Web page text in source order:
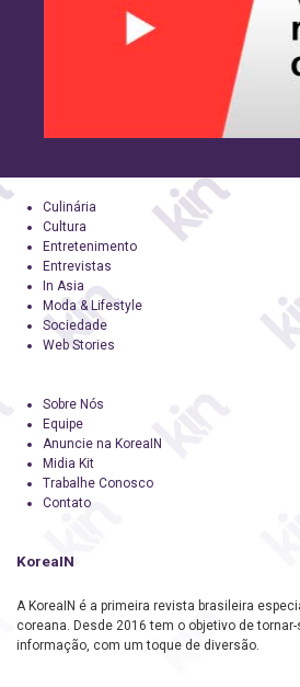
Culinária
Cultura
Entretenimento
Entrevistas
In Asia
Moda & Lifestyle
Sociedade
Web Stories
Sobre Nós
Equipe
Anuncie na KoreaIN
Midia Kit
Trabalhe Conosco
Contato
KoreaIN
A KoreaIN é a primeira revista brasileira
coreana. Desde 2016 tem o objetivo de
informação, com um toque de diversão.